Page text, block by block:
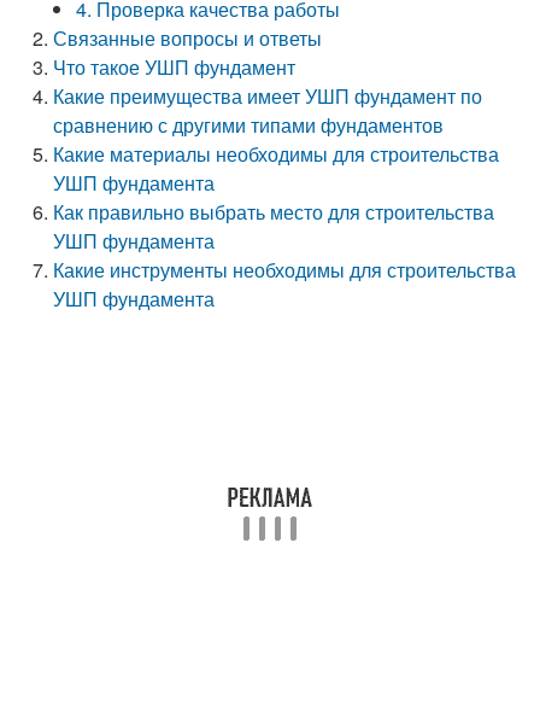
4. Проверка качества работы
Связанные вопросы и ответы
Что такое УШП фундамент
Какие преимущества имеет УШП фундамент по
сравнению с другими типами фундаментов
Какие материалы необходимы для строительства
УШП фундамента
Как правильно выбрать место для строительства
УШП фундамента
Какие инструменты необходимы для строительства
УШП фундамента